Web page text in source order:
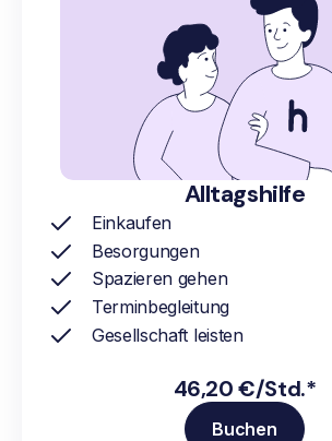
Alltagshilfe
Einkaufen
Besorgungen
Spazieren gehen
Terminbegleitung
Gesellschaft leisten
46,20 €/Std.*
Buchen